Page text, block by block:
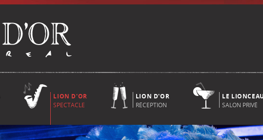
LION D'OR
SPECTACLE
LION D'OR
RÉCEPTION
LE
SALON PRIVÉ